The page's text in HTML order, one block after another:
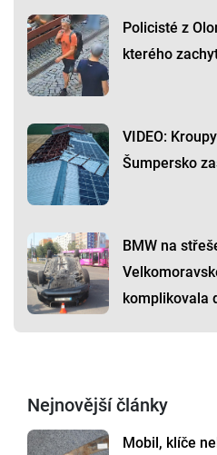
Policisté z
kterého
VIDEO:
Šumpersko
BMW na
komplikovala
Nejnovější články
Mobil, klíče